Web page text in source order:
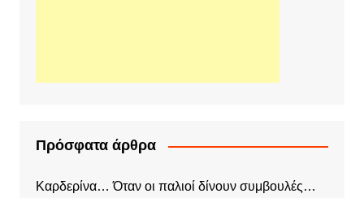
Πρόσφατα άρθρα
Καρδερίνα… Όταν οι παλιοί δίνουν συμβουλές…